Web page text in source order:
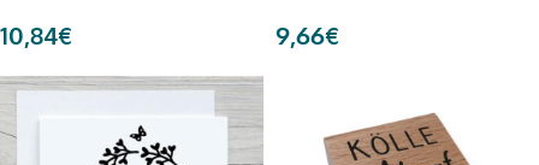
10,84€ 9,66€